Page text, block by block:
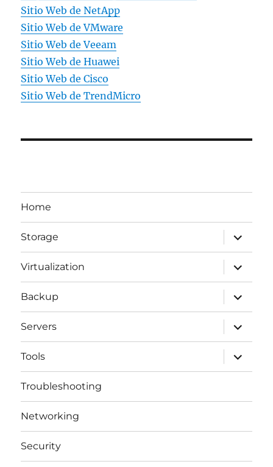
Sitio Web de NetApp
Sitio Web de VMware
Sitio Web de Veeam
Sitio Web de Huawei
Sitio Web de Cisco
Sitio Web de TrendMicro
Home
Storage
expande
el
menú
inferior
Virtualization
expande
el
menú
inferior
Backup
expande
el
menú
inferior
Servers
expande
el
menú
inferior
Tools
expande
el
menú
Troubleshooting
Networking
Security